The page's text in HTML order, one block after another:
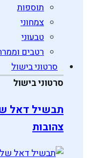
תוספות
צמחוני
טבעוני
רטבים
סרטוני בישול
סרטוני בישול
תבשיל דאל
צהובות